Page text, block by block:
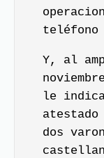
teléfono
Y, al
le
dos